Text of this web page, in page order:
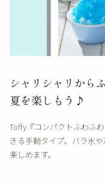
シャリシャリから
夏を楽しもう♪
Toffy『コンパクトふわふ
きる手動タイプ。バラ氷
楽しめます。